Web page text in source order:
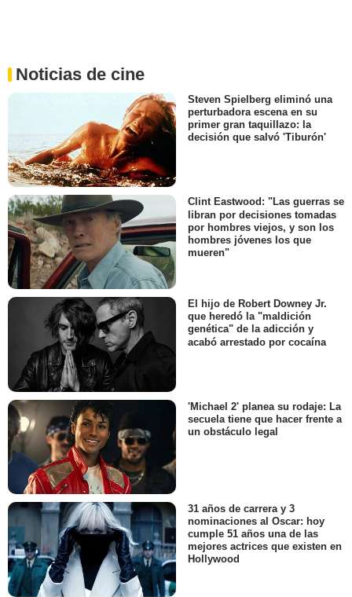
Noticias de cine
Steven Spielberg eliminó una
perturbadora escena en su
primer gran taquillazo: la
decisión que salvó 'Tiburón'
Clint Eastwood: "Las guerras se
libran por decisiones tomadas
por hombres viejos, y son los
hombres jóvenes los que
mueren"
El hijo de Robert Downey Jr.
que heredó la "maldición
genética" de la adicción y
acabó arrestado por cocaína
'Michael 2' planea su rodaje: La
secuela tiene que hacer frente a
un obstáculo legal
31 años de carrera y 3
nominaciones al Oscar: hoy
cumple 51 años una de las
mejores actrices que existen en
Hollywood